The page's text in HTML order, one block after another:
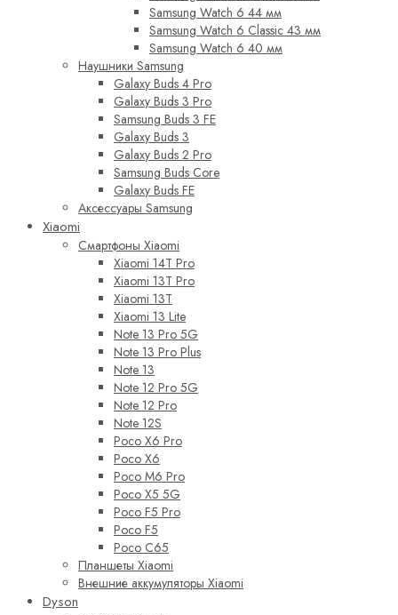
Samsung Watch 6 44 мм
Samsung Watch 6 Classic 43 мм
Samsung Watch 6 40 мм
Наушники Samsung
Galaxy Buds 4 Pro
Galaxy Buds 3 Pro
Samsung Buds 3 FE
Galaxy Buds 3
Galaxy Buds 2 Pro
Samsung Buds Core
Galaxy Buds FE
Аксессуары Samsung
Xiaomi
Смартфоны Xiaomi
Xiaomi 14T Pro
Xiaomi 13T Pro
Xiaomi 13T
Xiaomi 13 Lite
Note 13 Pro 5G
Note 13 Pro Plus
Note 13
Note 12 Pro 5G
Note 12 Pro
Note 12S
Poco X6 Pro
Poco X6
Poco M6 Pro
Poco X5 5G
Poco F5 Pro
Poco F5
Poco C65
Планшеты Xiaomi
Внешние аккумуляторы Xiaomi
Dyson